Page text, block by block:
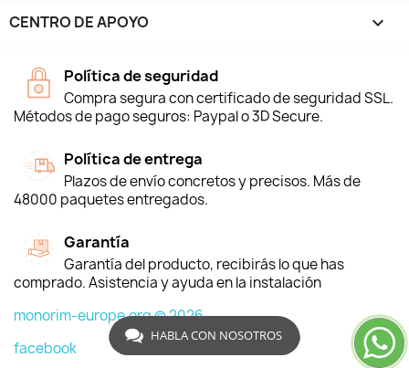
CENTRO DE APOYO 
Política de seguridad
Compra segura con certificado de seguridad SSL.
Métodos de pago seguros: Paypal o 3D Secure.
Política de entrega
Plazos de envío concretos y precisos. Más de
48000 paquetes entregados.
Garantía
Garantía del producto, recibirás lo que has
comprado. Asistencia y ayuda en la instalación
monorim-europe.org © 2026
facebook
HABLA CON NOSOTROS